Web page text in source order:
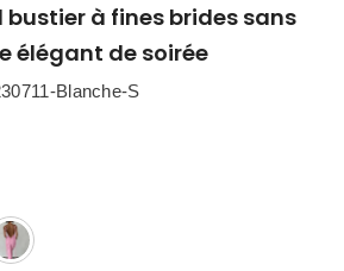
à fines brides sans
élégant de soirée
Blanche-S